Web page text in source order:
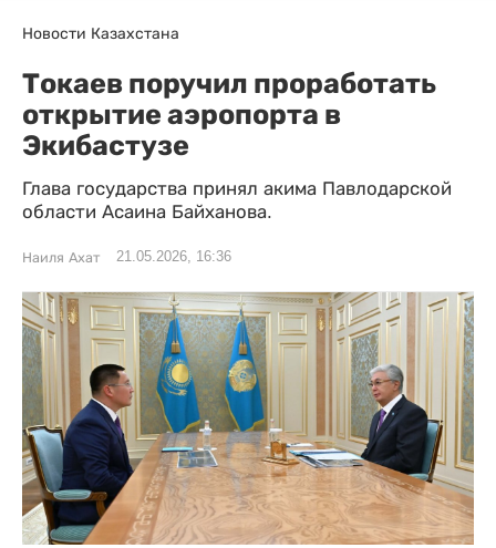
Новости Казахстана
Токаев поручил проработать
открытие аэропорта в
Экибастузе
Глава государства принял акима Павлодарской
области Асаина Байханова.
Наиля Ахат 21.05.2026, 16:36